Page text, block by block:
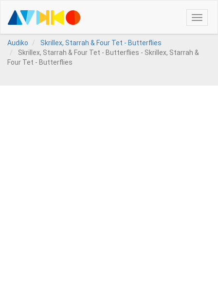
Toggle
Audiko
Skrillex, Starrah & Four Tet - Butterflies
Skrillex, Starrah & Four Tet - Butterflies - Skrillex, Starrah &
Four Tet - Butterflies